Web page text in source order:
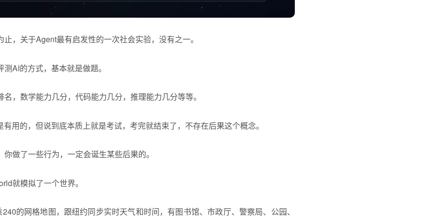
，关于Agent最有启发性的一次社会实验，没有之一。
AI的方式，基本就是做题。
，数学能力几分，代码能力几分，推理能力几分等等。
用的，但说到底本质上就是考试，考完就结束了，不存在后果这个概念。
做了一些行为，一定会诞生某些后果的。
就模拟了一个世界。
的网格地图，跟纽约同步实时天气和时间，有图书馆、市政厅、警察局、公园、